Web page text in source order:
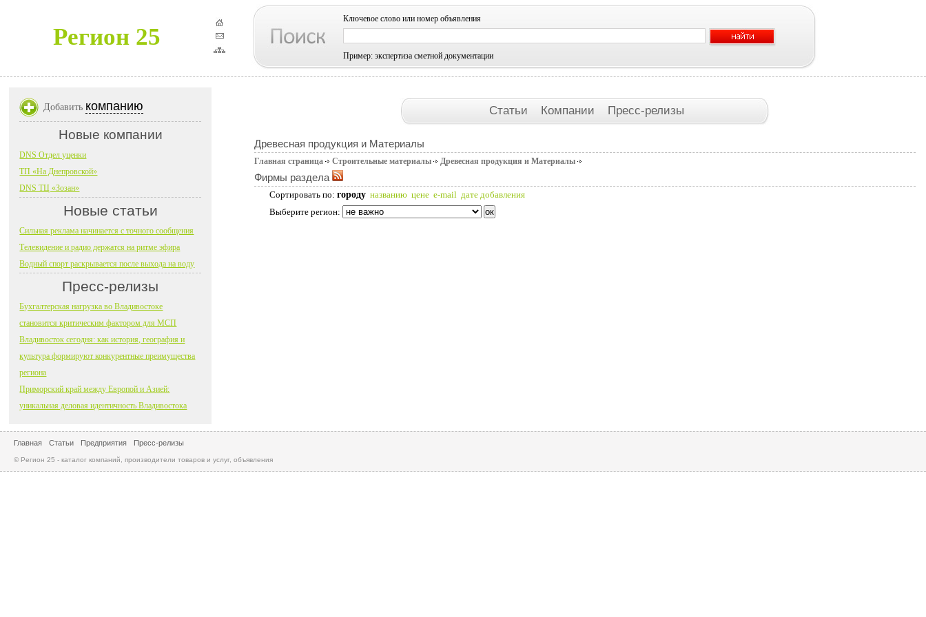
Регион 25
Ключевое слово или номер объявления
Пример: экспертиза сметной документации
Статьи Компании Пресс-релизы
Древесная продукция и Материалы
Главная страница Строительные материалы Древесная продукция и Материалы
Фирмы раздела
Сортировать по: городу названию цене e-mail дате добавления
Выберите регион:
Добавить компанию
Новые компании
DNS Отдел уценки
ТП «На Днепровской»
DNS ТЦ «Зозан»
Новые статьи
Сильная реклама начинается с точного сообщения
Телевидение и радио держатся на ритме эфира
Водный спорт раскрывается после выхода на воду
Пресс-релизы
Бухгалтерская нагрузка во Владивостоке
становится критическим фактором для МСП
Владивосток сегодня: как история, география и
культура формируют конкурентные преимущества
региона
Приморский край между Европой и Азией:
уникальная деловая идентичность Владивостока
Главная Статьи Предприятия Пресс-релизы
© Регион 25 - каталог компаний, производители товаров и услуг, объявления